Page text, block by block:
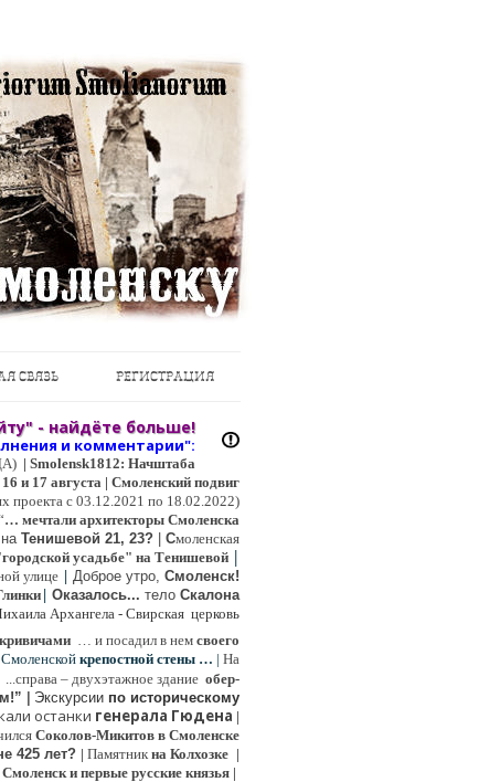
СВЯЗЬ РЕГИСТРАЦИЯ
- найдёте больше!
и комментарии":
| Smolensk1812: Начштаба
и 17 августа | Смоленский подвиг
проекта с 03.12.2021 по 18.02.2022)
… мечтали архитекторы Смоленска
на Тенишевой 21, 23? Смоленская
усадьбе" на Тенишевой |
улице | Доброе утро, Смоленск!
| Оказалось... тело Скалона
Архангела - Свирская церковь
… и посадил в нем своего
Смоленской крепостной стены … | На
...справа – двухэтажное здание обер-
Экскурсии по историческому
останки генерала Гюдена |
Соколов-Микитов в Смоленске
425 лет? | Памятник на Колхозке |
Смоленск и первые русские князья |